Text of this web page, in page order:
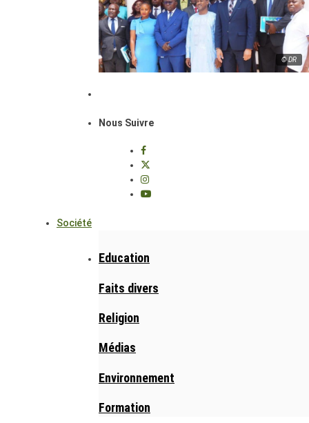
© DR
Nous Suivre
Société
Education
Faits divers
Religion
Médias
Environnement
Formation